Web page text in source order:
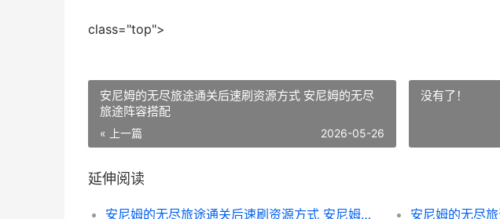
class="top">
安尼姆的无尽旅途通关后速刷资源方式 安尼姆的无尽
旅途阵容搭配
« 上一篇 2026-05-26
没有了！
延伸阅读
安尼姆的无尽旅途通关后速刷资源方式 安尼姆的无尽旅途steam